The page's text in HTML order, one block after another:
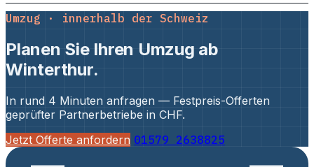
Umzug · innerhalb der Schweiz
Planen Sie Ihren Umzug ab
Winterthur.
In rund 4 Minuten anfragen — Festpreis-Offerten
geprüfter Partnerbetriebe in CHF.
Jetzt Offerte anfordern 01579 2638825